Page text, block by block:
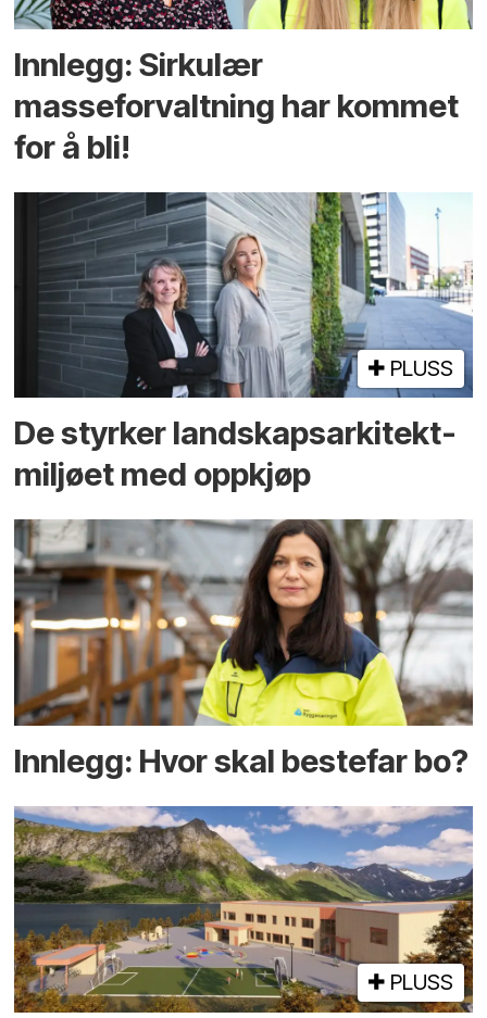
Innlegg: Sirkulær
masseforvaltning har kommet
for å bli!
PLUSS
De styrker landskaps­arkitekt­
miljøet med oppkjøp
Innlegg: Hvor skal bestefar bo?
PLUSS